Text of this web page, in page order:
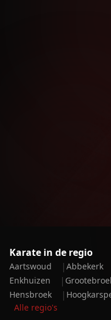
Karate in de regio
Aartswoud | Abbekerk
Enkhuizen |
Hensbroek |
Alle regio's